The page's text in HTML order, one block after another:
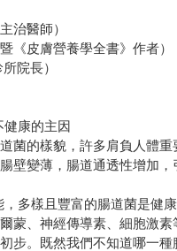
治醫師）
《皮膚營養學全書》作者）
院長）
健康的主因
菌的樣貌，許多肩負人體
壁變薄，腸道通透性增加
多樣且豐富的腸道菌是健
蒙、神經傳導素、細胞激
步。既然我們不知道哪一